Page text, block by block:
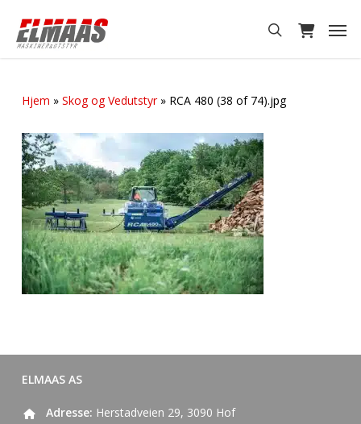
main
search
Hjem » Skog og Vedutstyr» RCA 480 (38 of 74).jpg
ELMAAS AS
Adresse: Herstadveien 29, 3090 Hof